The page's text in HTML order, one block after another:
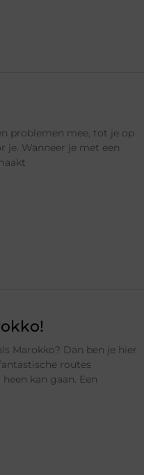
problemen mee, tot je op
je. Wanneer je met een
Marokko? Dan ben je hier
routes
kan gaan. Een